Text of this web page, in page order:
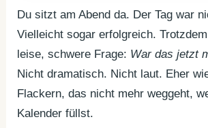
Du sitzt am Abend da. Der Tag war
Vielleicht sogar erfolgreich.
leise, schwere Frage: War das jetzt
Nicht dramatisch. Nicht laut. Eher
Flackern, das nicht mehr weggeht,
Kalender füllst.